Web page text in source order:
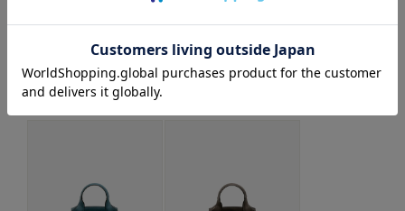
関連商品はこちら